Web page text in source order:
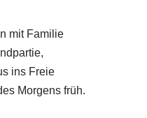
mit Familie
ins Freie
Morgens früh.